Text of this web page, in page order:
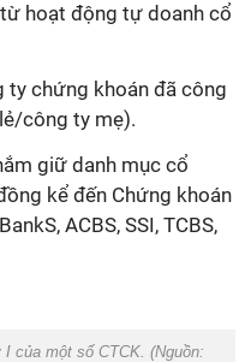
hoạt động tự doanh cổ
ty chứng khoán đã công
công ty mẹ).
giữ danh mục cổ
kể đến Chứng khoán
ACBS, SSI, TCBS,
của một số CTCK. (Nguồn: